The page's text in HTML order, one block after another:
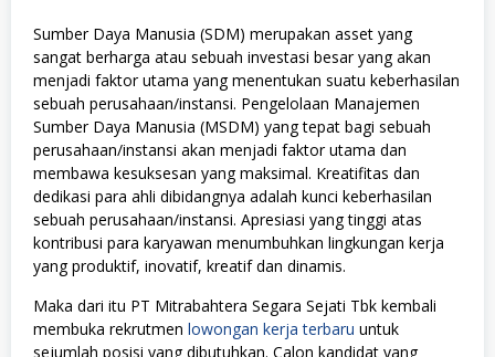
Sumber Daya Manusia (SDM) merupakan asset yang
sangat berharga atau sebuah investasi besar yang akan
menjadi faktor utama yang menentukan suatu keberhasilan
sebuah perusahaan/instansi. Pengelolaan Manajemen
Sumber Daya Manusia (MSDM) yang tepat bagi sebuah
perusahaan/instansi akan menjadi faktor utama dan
membawa kesuksesan yang maksimal. Kreatifitas dan
dedikasi para ahli dibidangnya adalah kunci keberhasilan
sebuah perusahaan/instansi. Apresiasi yang tinggi atas
kontribusi para karyawan menumbuhkan lingkungan kerja
yang produktif, inovatif, kreatif dan dinamis.
Maka dari itu PT Mitrabahtera Segara Sejati Tbk kembali
membuka rekrutmen lowongan kerja terbaru untuk
sejumlah posisi yang dibutuhkan. Calon kandidat yang